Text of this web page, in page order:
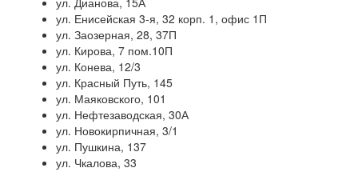
ул. Енисейская 3-я, 32 корп. 1, офис 1П
ул. Заозерная, 28, 37П
ул. Кирова, 7 пом.10П
ул. Конева, 12/3
ул. Красный Путь, 145
ул. Маяковского, 101
ул. Нефтезаводская, 30А
ул. Новокирпичная, 3/1
ул. Пушкина, 137
ул. Чкалова, 33